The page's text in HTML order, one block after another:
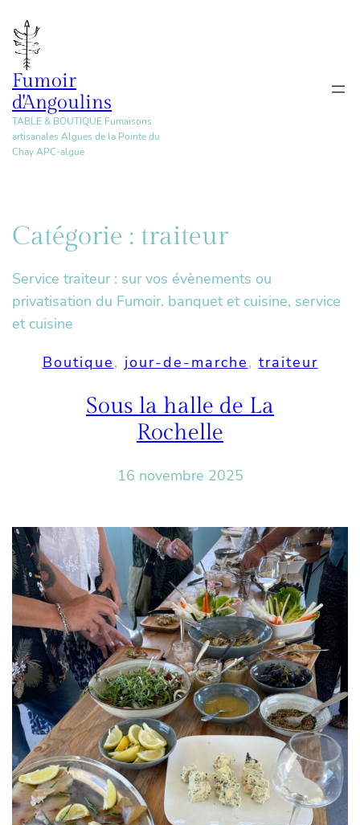
Aller
au
contenu
Fumoir
d'Angoulins
TABLE & BOUTIQUE Fumaisons
artisanales Algues de la Pointe du
Chay APC-algue
Catégorie : traiteur
Service traiteur : sur vos évènements ou
privatisation du Fumoir. banquet et cuisine, service
et cuisine
Boutique, jour-de-marche, traiteur
Sous la halle de La
Rochelle
16 novembre 2025